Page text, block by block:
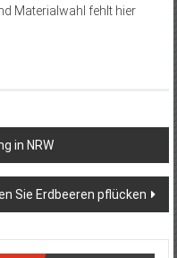
Materialwahl fehlt hier
in NRW
Sie Erdbeeren pflücken